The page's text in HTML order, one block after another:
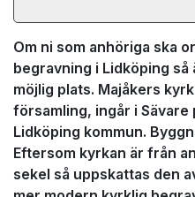
Om ni som anhöriga ska
begravning i Lidköping så
möjlig plats. Majåkers
församling, ingår i
Lidköping kommun.
Eftersom kyrkan är från
sekel så uppskattas den